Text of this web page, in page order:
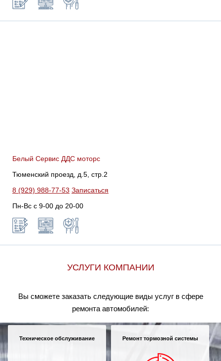
Белый Сервис ДДС моторс
Тюменский проезд, д.5, стр.2
8 (929) 988-77-53 Записаться
Пн-Вс c 9-00 до 20-00
УСЛУГИ КОМПАНИИ
Вы сможете заказать следующие виды услуг в сфере
ремонта автомобилей:
Техническое обслуживание Ремонт тормозной системы